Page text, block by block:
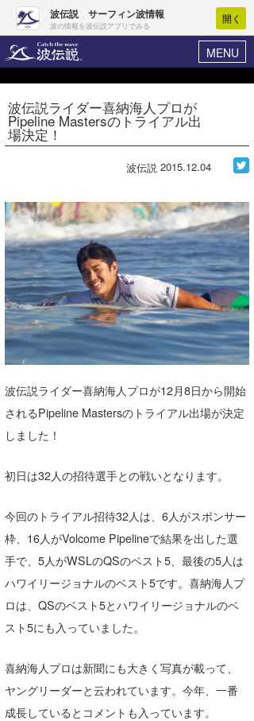
波伝説 サーフィン波情報
波の情報を波伝説アプリでみる
開く
MENU
ヘルプ マイホーム
ログイン
WAVE HUNTER 波予想ツール
気象情報
ニュース
サーフィンエリアガイド
会員メニュー
波伝説ライダー喜納海人プロが
Pipeline Mastersのトライアル出
場決定！
波伝説 2015.12.04
波伝説ライダー喜納海人プロが12月8日から開始
されるPipeline Mastersのトライアル出場が決定
しました！
初日は32人の招待選手との戦いとなります。
今回のトライアル招待32人は、6人がスポンサー
枠、16人がVolcome Pipelineで結果を出した選
手で、5人がWSLのQSのベスト5、最後の5人は
ハワイリージョナルのベスト5です。喜納海人プ
ロは、QSのベスト5とハワイリージョナルのベ
スト5にも入っていました。
喜納海人プロは新聞にも大きく写真が載って、
ヤングリーダーと云われています。今年、一番
成長しているとコメントも入っています。
Core Surf Japan
コンテスト
ファッション/グッズ
アート＆エンタメ
コラム
トラベル
ショップ情報
ショップ情報
湘南
千葉北
伊豆
四国
沖縄
ウラナミ
お知らせ
その他
ルール＆How to
サーファーズ
ライター/寄稿メディア